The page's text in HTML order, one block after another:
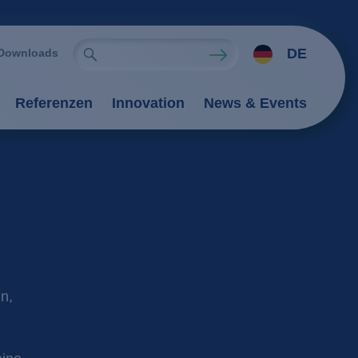
DE
Verfahren
/ Sedimentation
Referenzen Innovation News & Events